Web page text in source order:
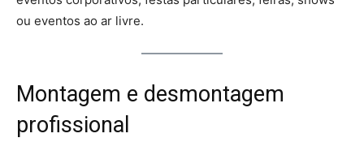
ou eventos ao ar livre.
Montagem e desmontagem
profissional